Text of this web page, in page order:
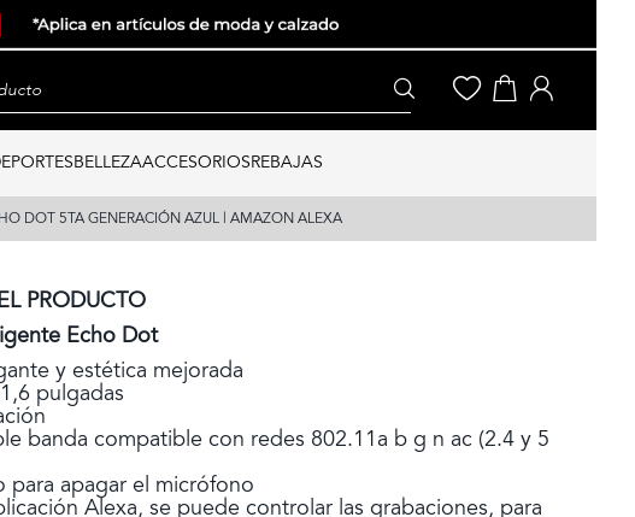
BELLEZAACCESORIOSREBAJAS
DOT 5TA GENERACIÓN AZUL | AMAZON ALEXA
PRODUCTO
Echo Dot
y estética mejorada
pulgadas
banda compatible con redes 802.11a b g n ac (2.4 y 5
para apagar el micrófono
Alexa, se puede controlar las grabaciones, para